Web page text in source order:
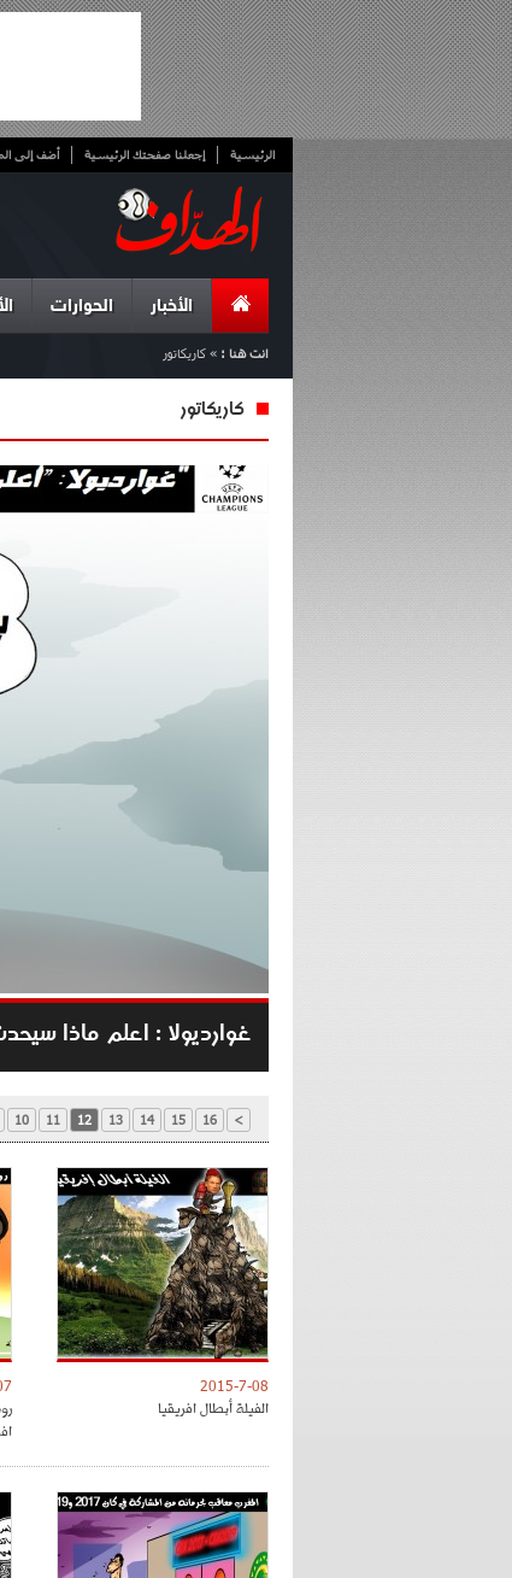
الرئيسية إجعلنا صفحتك الرئيسية أضف إلى
الأخبار الحوارات
انت هنا : » كاريكاتور
كاريكاتور
غوارديولا : اعلم ماذا
10 11 12 13 14 15 16 >
2015-7-08
الفيلة أبطال افريقيا